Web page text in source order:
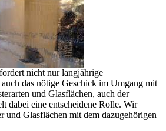
nicht nur langjährige
das nötige Geschick im Umgang mit
und Glasflächen, auch der
dabei eine entscheidene Rolle. Wir
und Glasflächen mit dem dazugehörigen